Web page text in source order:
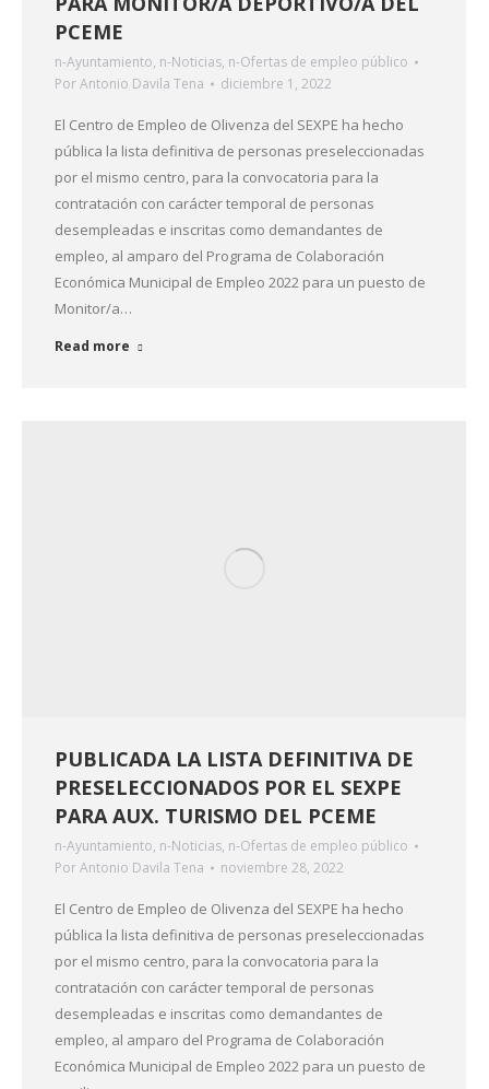
PCEME
n-Ayuntamiento, n-Noticias, n-Ofertas de empleo público
PorAntonio Davila Tena diciembre 1, 2022
El Centro de Empleo de Olivenza del SEXPE ha hecho
pública la lista definitiva de personas preseleccionadas
por el mismo centro, para la convocatoria para la
contratación con carácter temporal de personas
desempleadas e inscritas como demandantes de
empleo, al amparo del Programa de Colaboración
Económica Municipal de Empleo 2022 para un puesto de
Monitor/a…
Read more
PUBLICADA LA LISTA DEFINITIVA DE
PRESELECCIONADOS POR EL SEXPE
PARA AUX. TURISMO DEL PCEME
n-Ayuntamiento, n-Noticias, n-Ofertas de empleo público
PorAntonio Davila Tena noviembre 28, 2022
El Centro de Empleo de Olivenza del SEXPE ha hecho
pública la lista definitiva de personas preseleccionadas
por el mismo centro, para la convocatoria para la
contratación con carácter temporal de personas
desempleadas e inscritas como demandantes de
empleo, al amparo del Programa de Colaboración
Económica Municipal de Empleo 2022 para un puesto de